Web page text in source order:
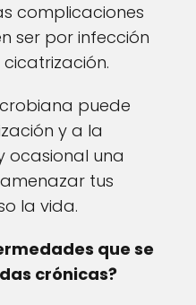
complicaciones
ser por infección
puede
y a la
ocasional una
tus
la vida.
que se
crónicas?